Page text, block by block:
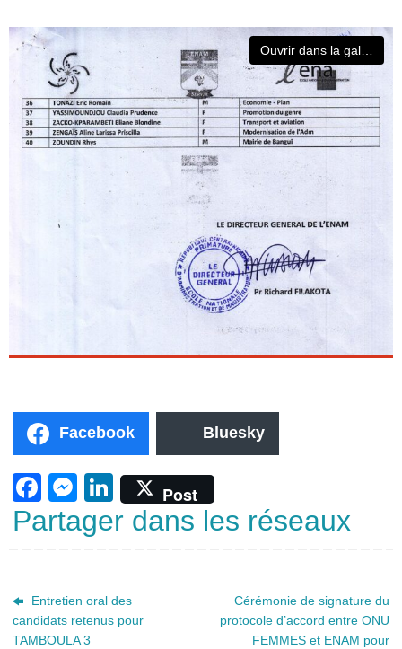
Facebook Bluesky
F
a
b
o
M
e
ss
n
g
Li
n
dI
n
Post
Partager dans les réseaux
Entretien oral des
candidats retenus pour
TAMBOULA 3
Cérémonie de signature du
protocole d’accord entre ONU
FEMMES et ENAM pour